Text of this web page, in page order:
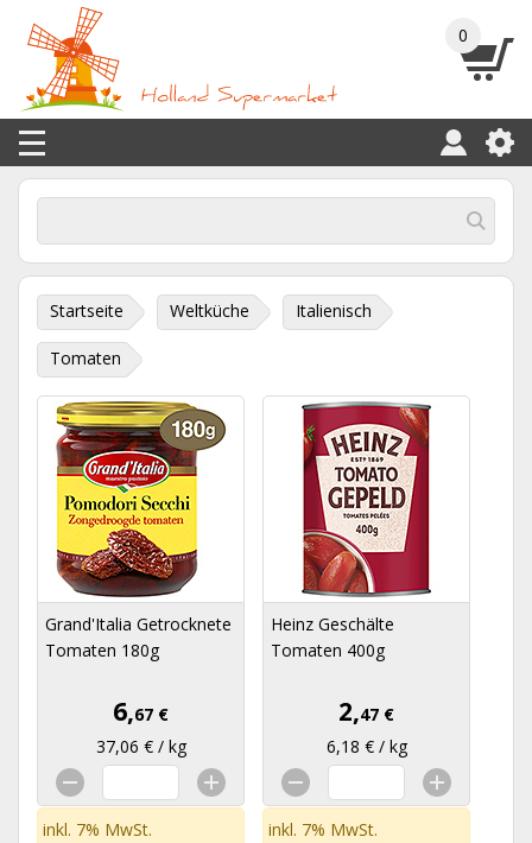
0
Startseite Weltküche Italienisch
Tomaten
Grand'Italia Getrocknete
Tomaten 180g
6,67 €
37,06 € / kg
inkl. 7% MwSt.
Heinz Geschälte
Tomaten 400g
2,47 €
6,18 € / kg
inkl. 7% MwSt.